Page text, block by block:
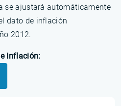
se ajustará automáticamente
dato de inflación
2012.
inflación: